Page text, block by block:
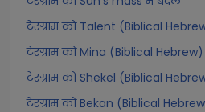
टेरग्राम को Talent (Biblical
टेरग्राम को Mina (Biblical
टेरग्राम को Shekel (Biblical
टेरग्राम को Bekan (Biblical